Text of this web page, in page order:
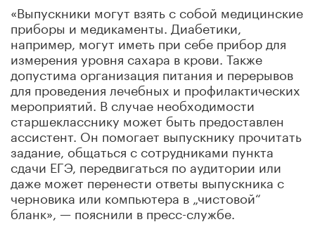
«Выпускники могут взять с собой медицинские
приборы и медикаменты. Диабетики,
например, могут иметь при себе прибор для
измерения уровня сахара в крови. Также
допустима организация питания и перерывов
для проведения лечебных и профилактических
мероприятий. В случае необходимости
старшекласснику может быть предоставлен
ассистент. Он помогает выпускнику прочитать
задание, общаться с сотрудниками пункта
сдачи ЕГЭ, передвигаться по аудитории или
даже может перенести ответы выпускника с
черновика или компьютера в „чистовой“
бланк», — пояснили в пресс-службе.